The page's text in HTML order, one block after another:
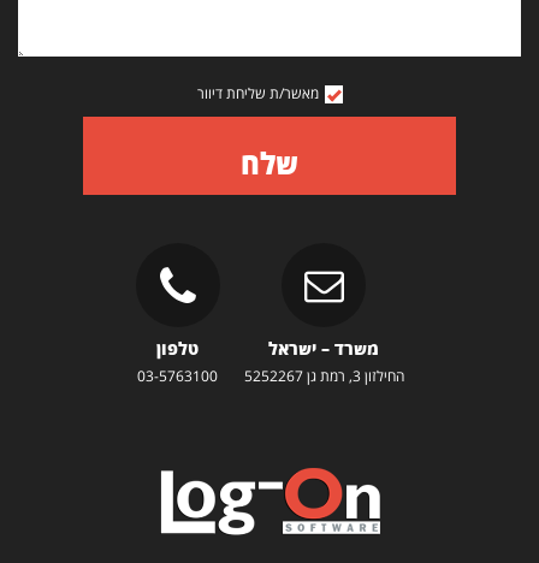
מאשר/ת שליחת דיוור
שלח
משרד – ישראל
החילזון 3, רמת גן 5252267
טלפון
03-5763100